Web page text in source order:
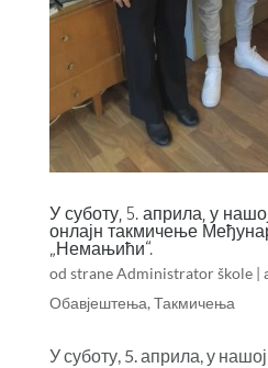
У суботу, 5. априла, у
онлајн такмичење
„Немањићи“.
od straneAdministrator škole|
Обавјештења,Такмичења
У суботу, 5. априла, у